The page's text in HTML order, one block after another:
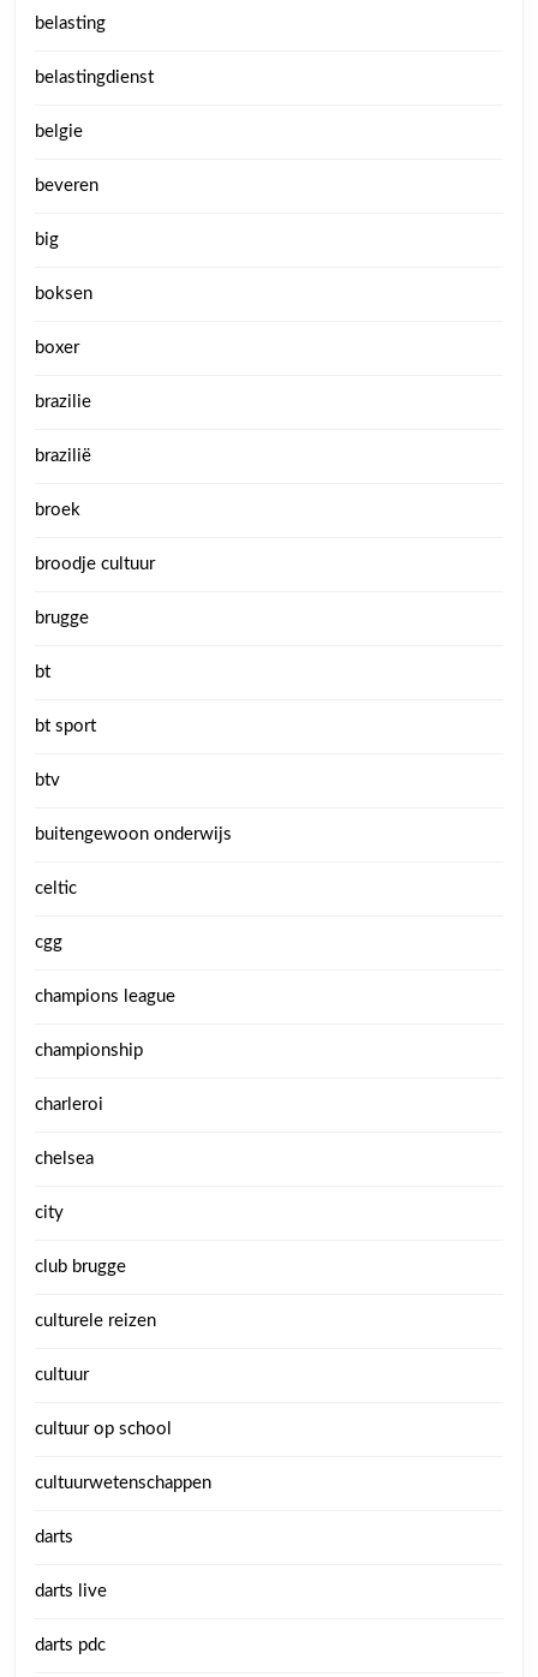
belasting
belastingdienst
belgie
beveren
big
boksen
boxer
brazilie
brazilië
broek
broodje cultuur
brugge
bt
bt sport
btv
buitengewoon onderwijs
celtic
cgg
champions league
championship
charleroi
chelsea
city
club brugge
culturele reizen
cultuur
cultuur op school
cultuurwetenschappen
darts
darts live
darts pdc